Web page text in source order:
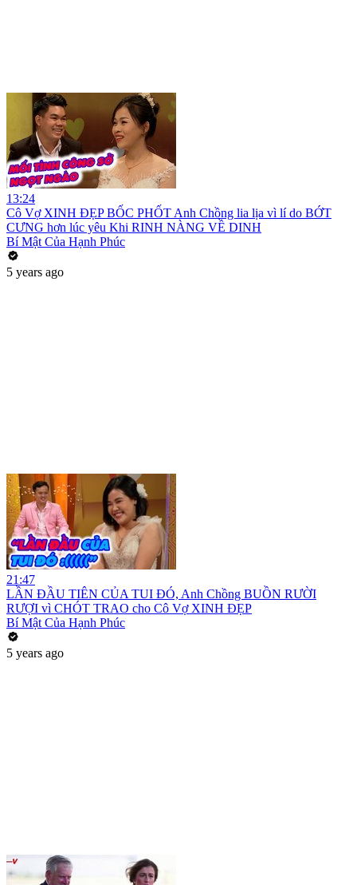
13:24
Cô Vợ XINH ĐẸP BỐC PHỐT Anh Chồng lia lịa vì lí do BỚT
CƯNG hơn lúc yêu Khi RINH NÀNG VỀ DINH
Bí Mật Của Hạnh Phúc
5 years ago
21:47
LẦN ĐẦU TIÊN CỦA TUI ĐÓ, Anh Chồng BUỒN RƯỜI
RƯỢI vì CHÓT TRAO cho Cô Vợ XINH ĐẸP
Bí Mật Của Hạnh Phúc
5 years ago